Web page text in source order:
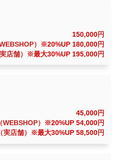
150,000円
）
※20%UP 180,000円
店舗）
※最大30%UP 195,000円
45,000円
）
※20%UP 54,000円
店舗）
※最大30%UP 58,500円